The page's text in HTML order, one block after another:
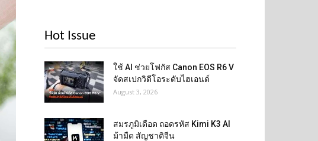
Hot Issue
ใช้ AI ช่วยโฟกัส Canon EOS R6 V
จัดสเปกวิดีโอระดับไฮเอนด์
August 3, 2026
สมรภูมิเดือด ถอดรหัส Kimi K3 AI
ม้ามืด สัญชาติจีน